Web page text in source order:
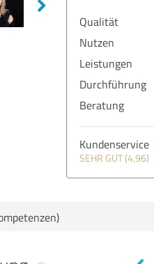
Qualität
Nutzen
Leistungen
Durchführung
Beratung
Kundenservice
SEHR GUT (4,96)